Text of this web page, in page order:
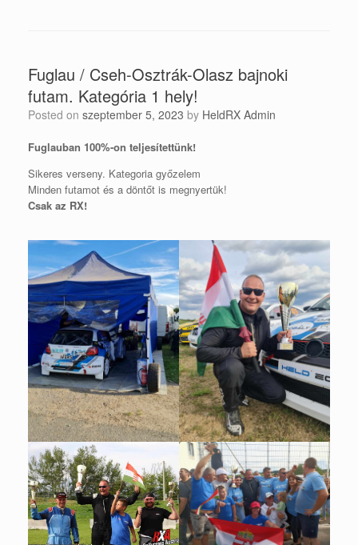
Fuglau / Cseh-Osztrák-Olasz bajnoki
futam. Kategória 1 hely!
Posted on szeptember 5, 2023 by HeldRX Admin
Fuglauban 100%-on teljesítettünk!
Sikeres verseny. Kategoria győzelem
Minden futamot és a döntőt is megnyertük!
Csak az RX!